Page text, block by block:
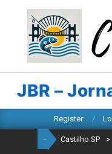
content
SP
JBR –
Navigation
Register
- Castilho SP >